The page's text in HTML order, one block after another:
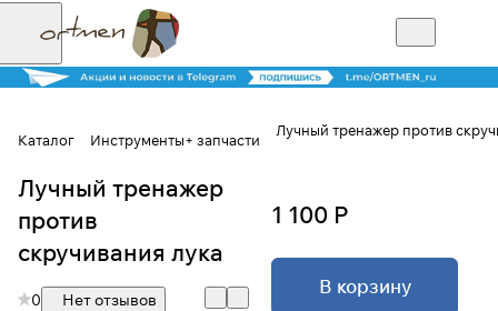
Каталог Инструменты+ запчасти
Лучный тренажер против
Лучный тренажер
против
скручивания лука
0 Нет отзывов
1 100 Р
В корзину
Для клиентов всех банков
Разбейте
оплату на части